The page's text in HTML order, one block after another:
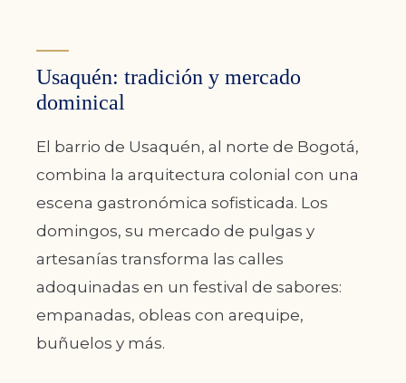
Usaquén: tradición y mercado
dominical
El barrio de Usaquén, al norte de Bogotá,
combina la arquitectura colonial con una
escena gastronómica sofisticada. Los
domingos, su mercado de pulgas y
artesanías transforma las calles
adoquinadas en un festival de sabores:
empanadas, obleas con arequipe,
buñuelos y más.